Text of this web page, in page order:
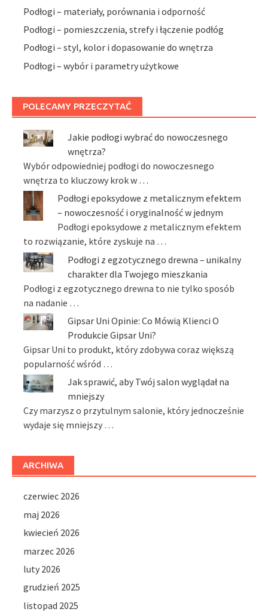
Podłogi – materiały, porównania i odporność
Podłogi – pomieszczenia, strefy i łączenie podłóg
Podłogi – styl, kolor i dopasowanie do wnętrza
Podłogi – wybór i parametry użytkowe
POLECAMY PRZECZYTAĆ
Jakie podłogi wybrać do nowoczesnego
wnętrza?
Wybór odpowiedniej podłogi do nowoczesnego
wnętrza to kluczowy krok w …
Podłogi epoksydowe z metalicznym efektem
– nowoczesność i oryginalność w jednym
Podłogi epoksydowe z metalicznym efektem
to rozwiązanie, które zyskuje na …
Podłogi z egzotycznego drewna – unikalny
charakter dla Twojego mieszkania
Podłogi z egzotycznego drewna to nie tylko sposób
na nadanie …
Gipsar Uni Opinie: Co Mówią Klienci O
Produkcie Gipsar Uni?
Gipsar Uni to produkt, który zdobywa coraz większą
popularność wśród …
Jak sprawić, aby Twój salon wyglądał na
mniejszy
Czy marzysz o przytulnym salonie, który jednocześnie
wydaje się mniejszy …
ARCHIWA
czerwiec 2026
maj 2026
kwiecień 2026
marzec 2026
luty 2026
grudzień 2025
listopad 2025